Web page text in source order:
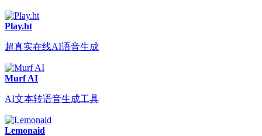
Play.ht
超真实在线AI语音生成
Murf AI
AI文本转语音生成工具
Lemonaid